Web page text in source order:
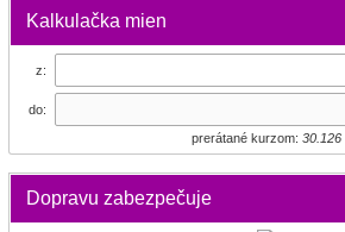
Kalkulačka mien
z:
do:
prerátané kurzom: 30.126
Dopravu zabezpečuje